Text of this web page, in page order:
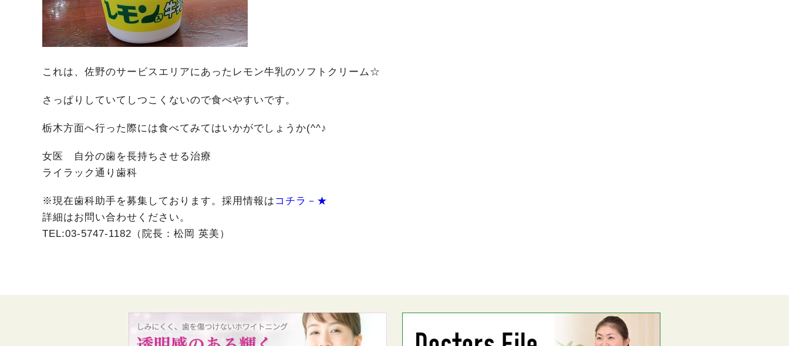
これは、佐野のサービスエリアにあったレモン牛乳のソフトクリーム☆
さっぱりしていてしつこくないので食べやすいです。
栃木方面へ行った際には食べてみてはいかがでしょうか(^^♪
女医 自分の歯を長持ちさせる治療
ライラック通り歯科
※現在歯科助手を募集しております。採用情報は コチラ－★
詳細はお問い合わせください。
TEL:03-5747-1182（院長：松岡 英美）